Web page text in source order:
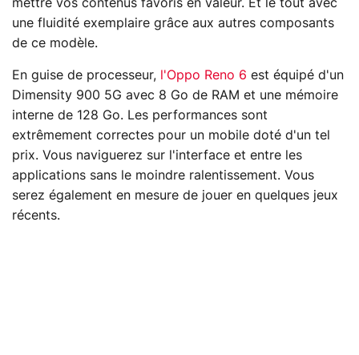
mettre vos contenus favoris en valeur. Et le tout avec
une fluidité exemplaire grâce aux autres composants
de ce modèle.
En guise de processeur, l'Oppo Reno 6 est équipé d'un
Dimensity 900 5G avec 8 Go de RAM et une mémoire
interne de 128 Go. Les performances sont
extrêmement correctes pour un mobile doté d'un tel
prix. Vous naviguerez sur l'interface et entre les
applications sans le moindre ralentissement. Vous
serez également en mesure de jouer en quelques jeux
récents.